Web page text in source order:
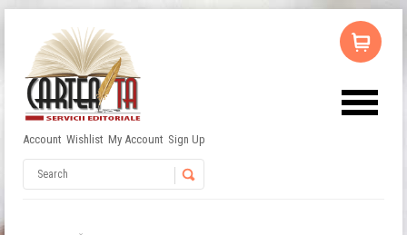
Account Wishlist My Account Sign Up